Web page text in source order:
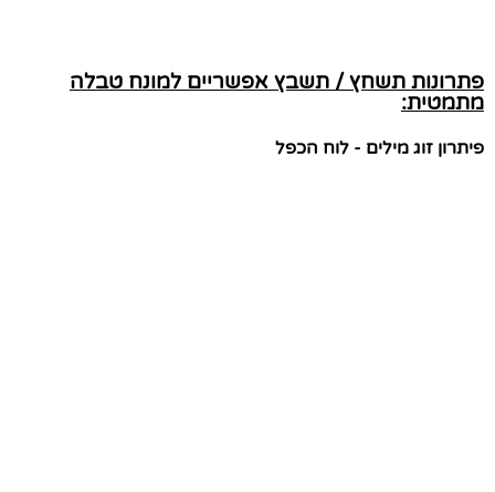
פתרונות תשחץ / תשבץ אפשריים למונח טבלה
מתמטית:
פיתרון זוג מילים - לוח הכפל